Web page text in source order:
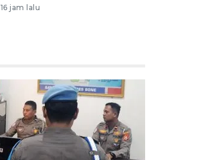
16 jam lalu